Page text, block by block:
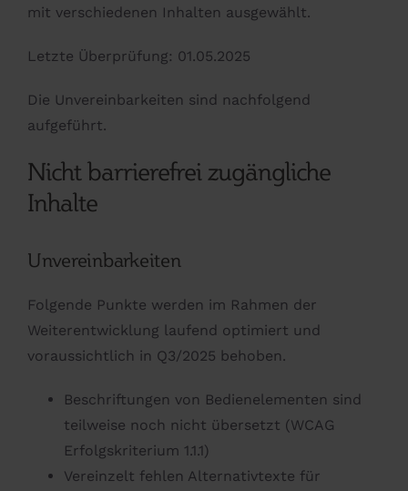
mit verschiedenen Inhalten ausgewählt.
Letzte Überprüfung: 01.05.2025
Die Unvereinbarkeiten sind nachfolgend
aufgeführt.
Nicht barrierefrei zugängliche
Inhalte
Unvereinbarkeiten
Folgende Punkte werden im Rahmen der
Weiterentwicklung laufend optimiert und
voraussichtlich in Q3/2025 behoben.
Beschriftungen von Bedienelementen sind
teilweise noch nicht übersetzt (WCAG
Erfolgskriterium 1.1.1)
Vereinzelt fehlen Alternativtexte für